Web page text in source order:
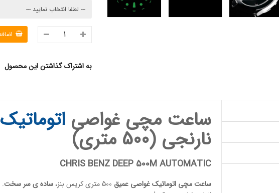
به اشتراک گذاشتن این محصول
ساعت مچی غواصی اتوماتیک
نارنجی (500 متری)
CHRIS BENZ DEEP 500M AUTOMATIC
ساعت مچی اتوماتیک غواصی عمیق ساده ی سر سخت